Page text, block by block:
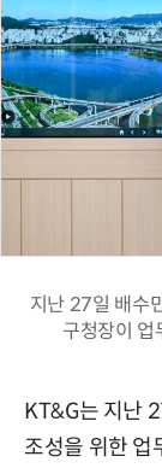
지난 27일 배수
구청장이 업
KT&G는 지난
조성을 위한